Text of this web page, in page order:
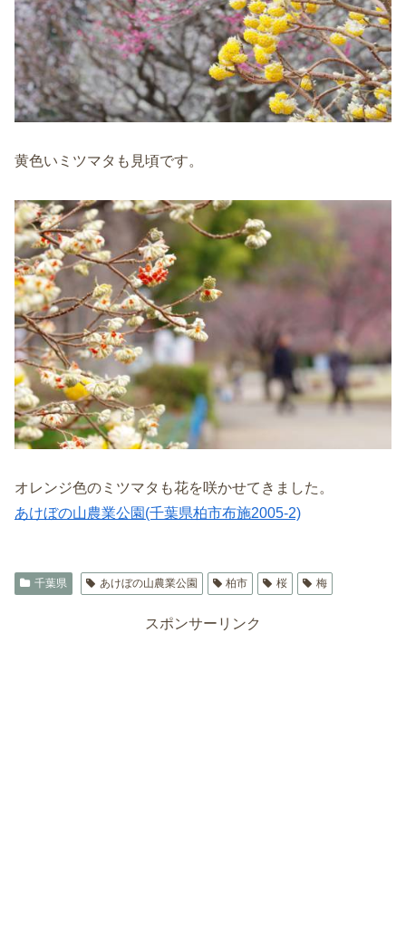
黄色いミツマタも見頃です。
オレンジ色のミツマタも花を咲かせてきました。
あけぼの山農業公園(千葉県柏市布施2005-2)
千葉県 あけぼの山農業公園 柏市 桜 梅
スポンサーリンク